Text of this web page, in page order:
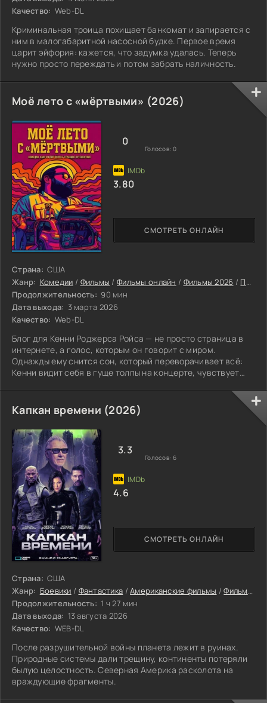
Качество: Web-DL
Криминальная троица похищает банкомат и запирается с
ним в малогабаритной насосной будке. Первое время
царит эйфория: кажется, что задумка удалась. Теперь
нужно просто переждать и потом забрать наличность.
Моё лето с «мёртвыми» (2026)
Страна: США
Жанр: Комедии / Фильмы /Фильмы онлайн / Фильмы 2026 / Последние фильмы 2026
Продолжительность: 90 мин
Дата выхода: 3 марта 2026
Качество: Web-DL
Блог для Кенни Роджерса Ройса — не просто страница в
интернете, а голос, которым он говорит с миром.
Однажды ему снится сон, который переворачивает всё:
Кенни видит себя в гуще толпы на концерте, чувствует
СМОТРЕТЬ ОНЛАЙН
0
Голосов: 0
3.80
Капкан времени (2026)
Страна: США
Жанр: Боевики / Фантастика /Американские фильмы /Фильмы онлайн
Продолжительность: 1 ч 27 мин
Дата выхода: 13 августа 2026
Качество: WEB-DL
После разрушительной войны планета лежит в руинах.
Природные системы дали трещину, континенты потеряли
былую целостность. Северная Америка расколота на
враждующие фрагменты.
СМОТРЕТЬ ОНЛАЙН
3.3
Голосов: 6
4.6